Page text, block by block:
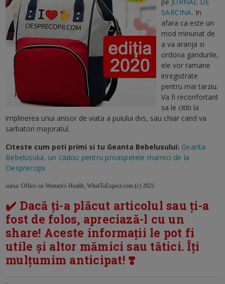
SARCINA. In
afara ca este un
mod minunat de
a va aranja si
ordona gandurile,
ele vor ramane
inregistrate
pentru mai tarziu.
Va fi reconfortant
sa le cititi la
implinerea unui anisor de viata a puiului dvs, sau chiar cand va
sarbatori majoratul.
Citeste cum poti primi si tu Geanta Bebelusului: Geanta
Bebelusului, un cadou pentru proaspetele mamici de la
Desprecopii
sursa: Office on Women's Health, WhatToExpect.com (c) 2021
✔️ Dacă ți-a plăcut articolul sau ți-a
fost de folos, apreciază-l cu un
share! Aceste informații le pot fi
utile și altor mămici sau tătici. Îți
mulțumim anticipat! ❣️